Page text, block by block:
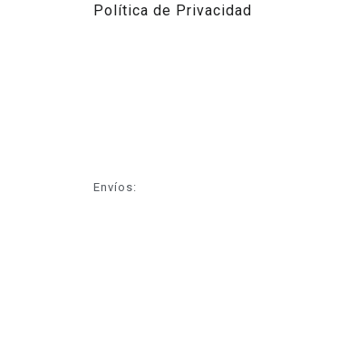
Política de Privacidad
Envíos: